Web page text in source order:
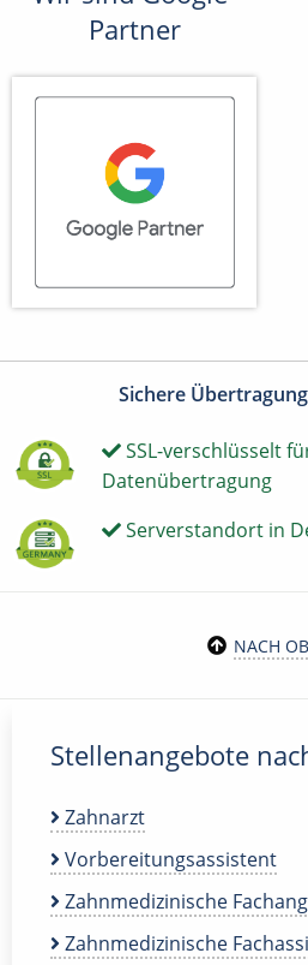
Partner
Sichere
SSL-verschlüsselt
Datenübertragung
Serverstandort in
NACH
Stellenangebote
Zahnarzt
Vorbereitungsassistent
Zahnmedizinische
Zahnmedizinische